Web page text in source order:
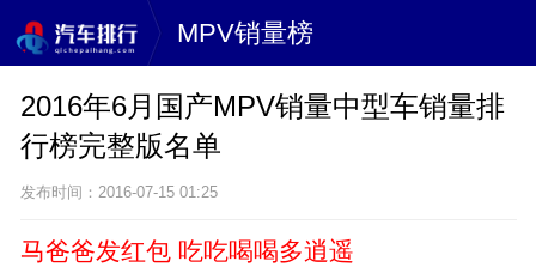
MPV销量榜
2016年6月国产MPV销量中型车销量排
行榜完整版名单
发布时间：2016-07-15 01:25
马爸爸发红包 吃吃喝喝多逍遥